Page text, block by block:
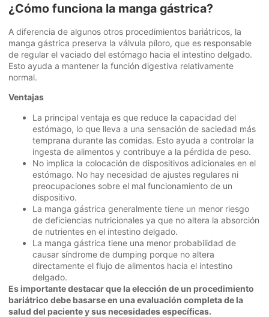
¿Cómo funciona la manga gástrica?
A diferencia de algunos otros procedimientos bariátricos, la
manga gástrica preserva la válvula píloro, que es responsable
de regular el vaciado del estómago hacia el intestino delgado.
Esto ayuda a mantener la función digestiva relativamente
normal.
Ventajas
La principal ventaja es que reduce la capacidad del
estómago, lo que lleva a una sensación de saciedad más
temprana durante las comidas. Esto ayuda a controlar la
ingesta de alimentos y contribuye a la pérdida de peso.
No implica la colocación de dispositivos adicionales en el
estómago. No hay necesidad de ajustes regulares ni
preocupaciones sobre el mal funcionamiento de un
dispositivo.
La manga gástrica generalmente tiene un menor riesgo
de deficiencias nutricionales ya que no altera la absorción
de nutrientes en el intestino delgado.
La manga gástrica tiene una menor probabilidad de
causar síndrome de dumping porque no altera
directamente el flujo de alimentos hacia el intestino
delgado.
Es importante destacar que la elección de un procedimiento
bariátrico debe basarse en una evaluación completa de la
salud del paciente y sus necesidades específicas.